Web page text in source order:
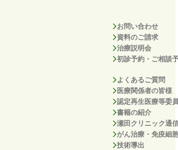
お問い合わせ
資料のご請求
治療説明会
初診予約・ご相談
よくあるご質問
医療関係者の皆様
認定再生医療等委
書籍の紹介
瀬田クリニック通
がん治療・免疫細
技術導出